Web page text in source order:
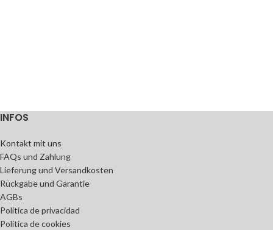
INFOS
Kontakt mit uns
FAQs und Zahlung
Lieferung und Versandkosten
Rückgabe und Garantie
AGBs
Política de privacidad
Política de cookies